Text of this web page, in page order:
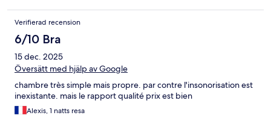
Verifierad recension
6/10 Bra
15 dec. 2025
Översätt med hjälp av Google
chambre très simple mais propre. par contre l'insonorisation est
inexistante. mais le rapport qualité prix est bien
Alexis, 1 natts resa